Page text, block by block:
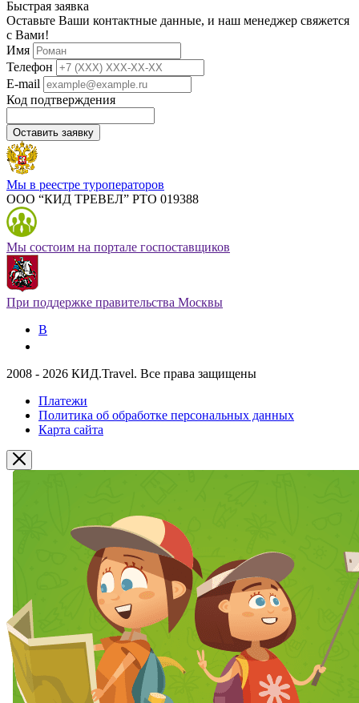
Быстрая заявка
Оставьте Ваши контактные данные, и наш менеджер свяжется
с Вами!
Имя
Телефон
E-mail
Код подтверждения
Оставить заявку
Мы в реестре туроператоров
ООО “КИД ТРЕВЕЛ” РТО 019388
Мы состоим на портале госпоставщиков
При поддержке правительства Москвы
В
2008 - 2026 КИД.Travel. Все права защищены
Платежи
Политика об обработке персональных данных
Карта сайта